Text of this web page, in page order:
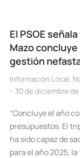
El PSOE
Mazo
gestión
Información Local,
30 de diciembre
“Concluye el año
presupuestos. El
ha sido capaz de
para el año 2025,